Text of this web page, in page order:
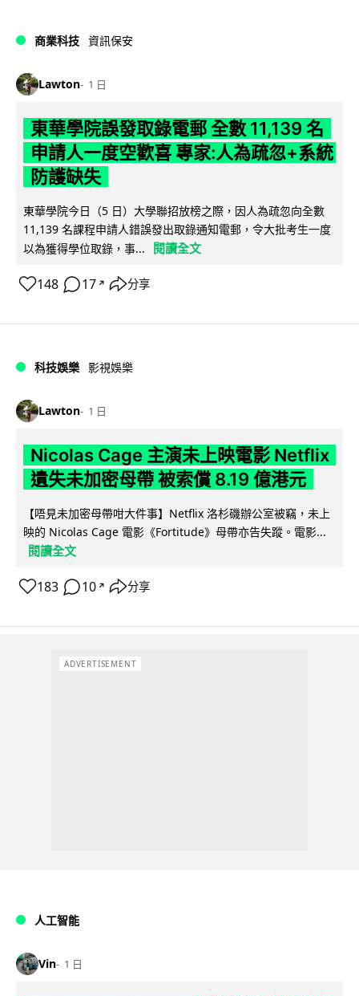
商業科技 資訊保安
Lawton 1 日
東華學院誤發取錄電郵 全數 11,139 名
申請人一度空歡喜 專家:人為疏忽+系統
防護缺失
東華學院今日（5 日）大學聯招放榜之際，因人為疏忽向全數
11,139 名課程申請人錯誤發出取錄通知電郵，令大批考生一度
以為獲得學位取錄，事...
閱讀全文
148 17 ↗ 分享
科技娛樂 影視娛樂
Lawton 1 日
Nicolas Cage 主演未上映電影 Netflix
遺失未加密母帶 被索償 8.19 億港元
【唔見未加密母帶咁大件事】Netflix 洛杉磯辦公室被竊，未上
映的 Nicolas Cage 電影《Fortitude》母帶亦告失蹤。電影...
閱讀全文
183 10 ↗ 分享
ADVERTISEMENT
人工智能
Vin 1 日